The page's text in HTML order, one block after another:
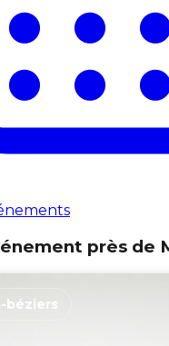
près de
béziers